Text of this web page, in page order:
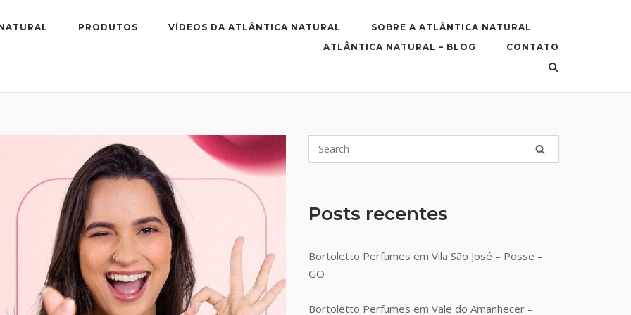
PRODUTOS VÍDEOS DA ATLÂNTICA NATURAL
SOBRE A ATLÂNTICA NATURAL
ATLÂNTICA NATURAL – BLOG
CONTATO
Posts recentes
Bortoletto Perfumes em Vila São José – Posse –
GO
Bortoletto Perfumes em Vale do Amanhecer –